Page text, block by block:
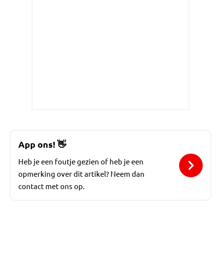
App ons!👋
Heb je een foutje gezien of heb je een
opmerking over dit artikel? Neem dan
contact met ons op.